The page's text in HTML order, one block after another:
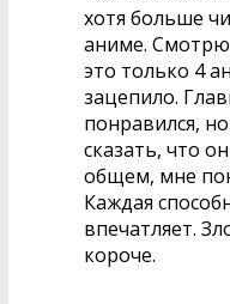
хотя больше
аниме. Смотрю
это только 4
зацепило.
понравился,
сказать, что
общем, мне
Каждая
впечатляет.
короче.